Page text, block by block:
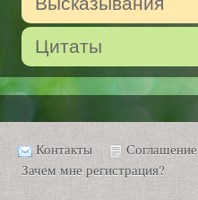
Цитаты
Контакты
Соглашение
Зачем мне регистрация?